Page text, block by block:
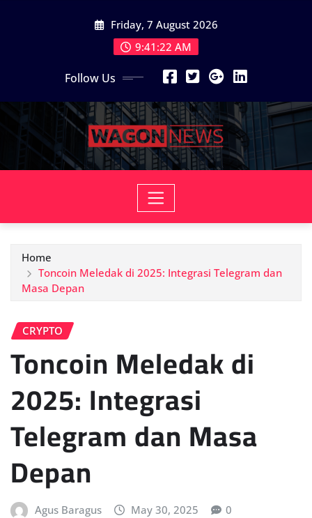
Friday, 7 August 2026
9:41:23 AM
Follow Us
Home
Toncoin Meledak di 2025: Integrasi Telegram dan
Masa Depan
CRYPTO
Toncoin Meledak di
2025: Integrasi
Telegram dan Masa
Depan
Agus Baragus May 30, 2025 0